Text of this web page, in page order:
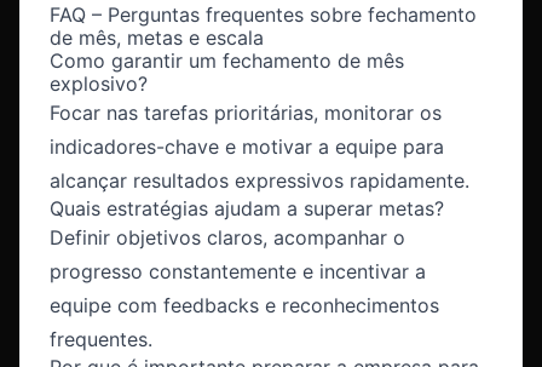
FAQ – Perguntas frequentes sobre fechamento
de mês, metas e escala
Como garantir um fechamento de mês
explosivo?
Focar nas tarefas prioritárias, monitorar os
indicadores-chave e motivar a equipe para
alcançar resultados expressivos rapidamente.
Quais estratégias ajudam a superar metas?
Definir objetivos claros, acompanhar o
progresso constantemente e incentivar a
equipe com feedbacks e reconhecimentos
frequentes.